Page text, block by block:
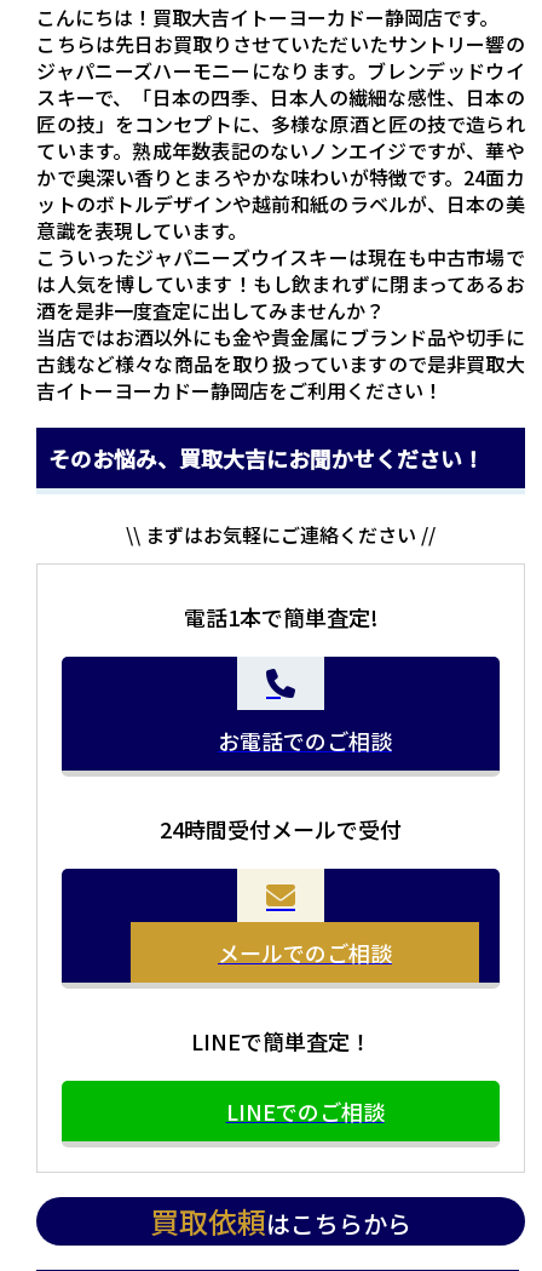
こんにちは！買取大吉イトーヨーカドー静岡店です。
こちらは先日お買取りさせていただいたサントリー響の
ジャパニーズハーモニーになります。ブレンデッドウイ
スキーで、「日本の四季、日本人の繊細な感性、日本の
匠の技」をコンセプトに、多様な原酒と匠の技で造られ
ています。熟成年数表記のないノンエイジですが、華や
かで奥深い香りとまろやかな味わいが特徴です。24面カ
ットのボトルデザインや越前和紙のラベルが、日本の美
意識を表現しています。
こういったジャパニーズウイスキーは現在も中古市場で
は人気を博しています！もし飲まれずに閉まってあるお
酒を是非一度査定に出してみませんか？
当店ではお酒以外にも金や貴金属にブランド品や切手に
古銭など様々な商品を取り扱っていますので是非買取大
吉イトーヨーカドー静岡店をご利用ください！
そのお悩み、買取大吉にお聞かせください！
\\ まずはお気軽にご連絡ください //
電話1本で簡単査定!
お電話でのご相談
24時間受付メールで受付
メールでのご相談
LINEで簡単査定！
LINEでのご相談
買取依頼はこちらから